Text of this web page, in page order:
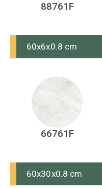
88761F
60x6x0.8 cm
66761F
60x30x0.8 cm